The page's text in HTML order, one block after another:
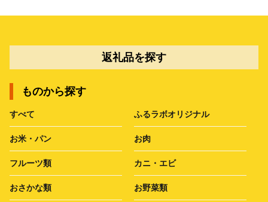
返礼品を探す
ものから探す
すべて ふるラボオリジナル
お米・パン お肉
フルーツ類 カニ・エビ
おさかな類 お野菜類